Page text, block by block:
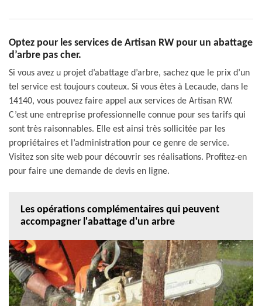
Optez pour les services de Artisan RW pour un abattage
d’arbre pas cher.
Si vous avez u projet d’abattage d’arbre, sachez que le prix d’un
tel service est toujours couteux. Si vous êtes à Lecaude, dans le
14140, vous pouvez faire appel aux services de Artisan RW.
C’est une entreprise professionnelle connue pour ses tarifs qui
sont très raisonnables. Elle est ainsi très sollicitée par les
propriétaires et l’administration pour ce genre de service.
Visitez son site web pour découvrir ses réalisations. Profitez-en
pour faire une demande de devis en ligne.
Les opérations complémentaires qui peuvent
accompagner l'abattage d'un arbre